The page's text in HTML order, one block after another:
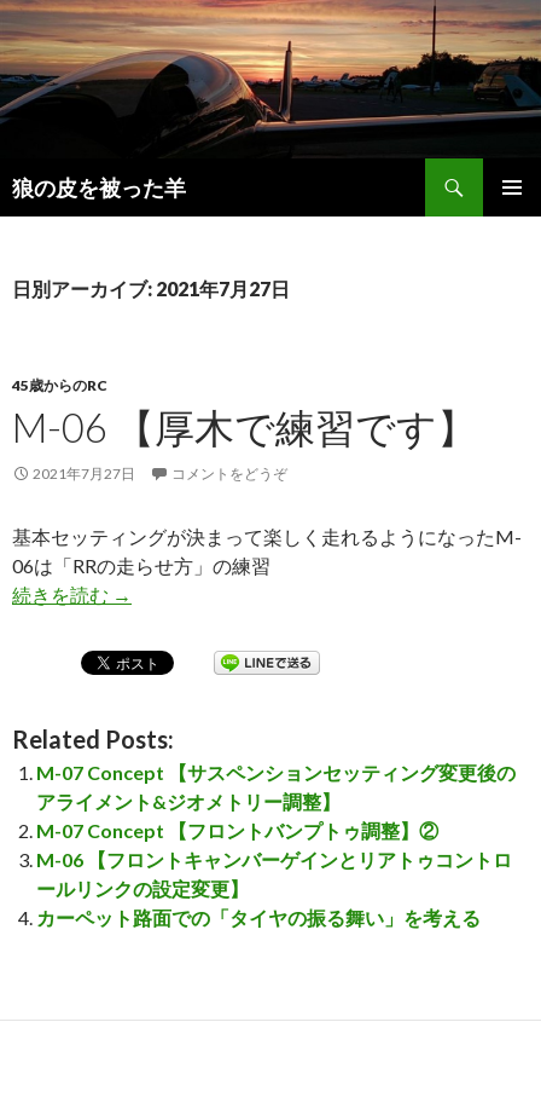
狼の皮を被った羊
検
索
ン
動
日別アーカイブ: 2021年7月27日
45歳からのRC
M-06 【厚木で練習です】
2021年7月27日 コメントをどうぞ
基本セッティングが決まって楽しく走れるようになったM-
06は「RRの走らせ方」の練習
続きを読む M-06 【厚木で練習です】
→
Related Posts:
M-07 Concept 【サスペンションセッティング変更後の
アライメント&ジオメトリー調整】
M-07 Concept 【フロントバンプトゥ調整】②
M-06 【フロントキャンバーゲインとリアトゥコントロ
ールリンクの設定変更】
カーペット路面での「タイヤの振る舞い」を考える